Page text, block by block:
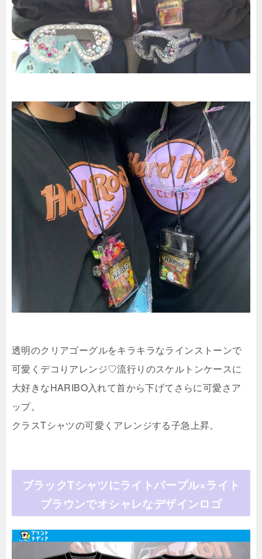
透明のクリアゴーグルをキラキラなラインストーンで
可愛くデコりアレンジ♡流行りのスケルトンケースに
大好きなHARIBO入れて首から下げてさらに可愛さア
ップ。
クラスTシャツの可愛くアレンジする子急上昇。
ブラックTシャツにライトパープル×ライト
ブラウンでオシャレなデザインロゴ